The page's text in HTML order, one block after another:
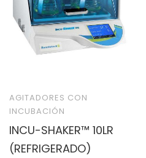
AGITADORES CON
INCUBACIÓN
INCU-SHAKER™ 10LR
(REFRIGERADO)